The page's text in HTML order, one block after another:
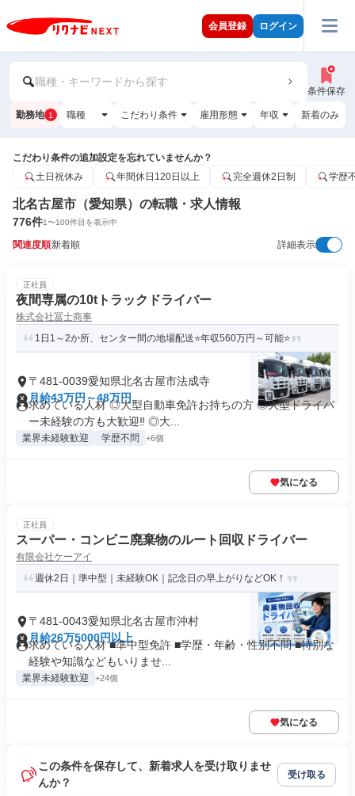
会員登録 ログイン
職種・キーワードから探す
条件保存
勤務地 1 職種 こだわり条件 雇用形態 年収 新着のみ
こだわり条件の追加設定を忘れていませんか？
土日祝休み
年間休日120日以上 完全週休2日制 学歴
北名古屋市（愛知県）の転職・求人情報
776件1〜100件目を表示中
関連度順新着順 詳細表示
正社員
夜間専属の10tトラックドライバー
株式会社冨士商事
1日1～2か所、センター間の地場配送⭐年収560万円～可能⭐
〒481-0039愛知県北名古屋市法成寺
月給43万円～48万円
求めている人材 ◎大型自動車免許お持ちの方 ◎大型ドライバ
ー未経験の方も大歓迎‼ ◎大...
業界未経験歓迎 学歴不問 +6個
気になる
正社員
スーパー・コンビニ廃棄物のルート回収ドライバー
有限会社ケーアイ
週休2日｜準中型｜未経験OK｜記念日の早上がりなどOK！
〒481-0043愛知県北名古屋市沖村
月給26万5000円以上
求めている人材 ■準中型免許 ■学歴・年齢・性別不問 ■特別な
経験や知識などもいりませ...
業界未経験歓迎 +24個
気になる
この条件を保存して、新着求人を受け取りませ
んか？
受け取る